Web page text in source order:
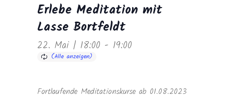
Erlebe Meditation mit
Lasse Bortfeldt
22. Mai | 18:00 - 19:00
Fortlaufende Meditationskurse ab 01.08.2023